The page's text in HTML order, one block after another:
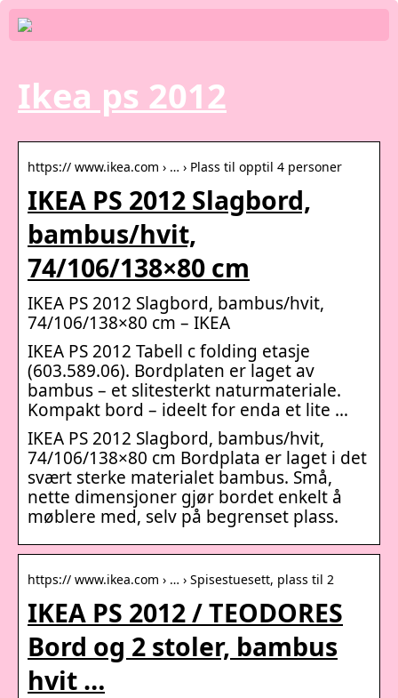
Ikea ps 2012
https:// www.ikea.com › … › Plass til opptil 4 personer
IKEA PS 2012 Slagbord,
bambus/hvit,
74/106/138×80 cm
IKEA PS 2012 Slagbord, bambus/hvit,
74/106/138×80 cm – IKEA
IKEA PS 2012 Tabell c folding etasje
(603.589.06). Bordplaten er laget av
bambus – et slitesterkt naturmateriale.
Kompakt bord – ideelt for enda et lite …
IKEA PS 2012 Slagbord, bambus/hvit,
74/106/138×80 cm Bordplata er laget i det
svært sterke materialet bambus. Små,
nette dimensjoner gjør bordet enkelt å
møblere med, selv på begrenset plass.
https:// www.ikea.com › … › Spisestuesett, plass til 2
IKEA PS 2012 / TEODORES
Bord og 2 stoler, bambus
hvit …